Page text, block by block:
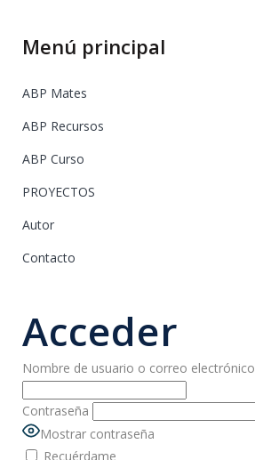
Menú principal
ABP Mates
ABP Recursos
ABP Curso
PROYECTOS
Autor
Contacto
Acceder
Nombre de usuario o correo electrónico
Contraseña
Mostrar contraseña
Recuérdame